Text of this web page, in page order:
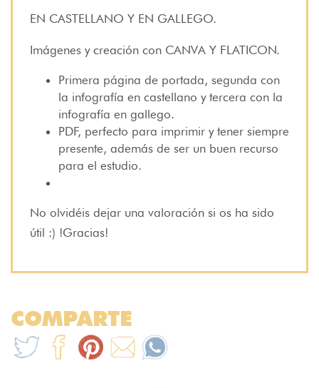
EN CASTELLANO Y EN GALLEGO.
Imágenes y creación con CANVA Y FLATICON.
Primera página de portada, segunda con
la infografía en castellano y tercera con la
infografía en gallego.
PDF, perfecto para imprimir y tener siempre
presente, además de ser un buen recurso
para el estudio.
No olvidéis dejar una valoración si os ha sido
útil :) !Gracias!
COMPARTE